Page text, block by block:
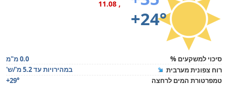
+24°
, 11.08
סיכוי למשקעים %
0.0 מ"מ
רוח צפונית מערבית
במהירויות עד 5.2 מ'/ש'
טמפרטורת המים לרחצה
+29°